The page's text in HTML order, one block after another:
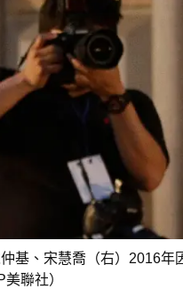
基、宋慧喬（右）2016年
美聯社）